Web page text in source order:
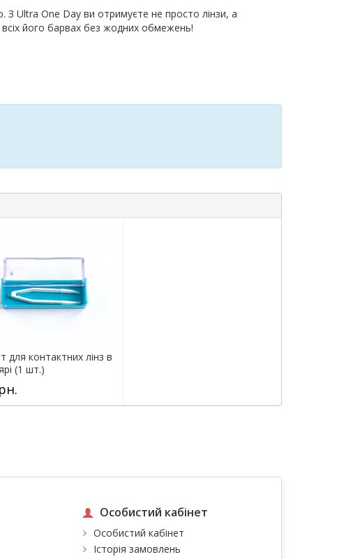
З Ultra One Day ви отримуєте не просто лінзи, а
його барвах без жодних обмежень!
для контактних лінз в
(1 шт.)
Особистий кабінет
Особистий кабінет
Історія замовлень